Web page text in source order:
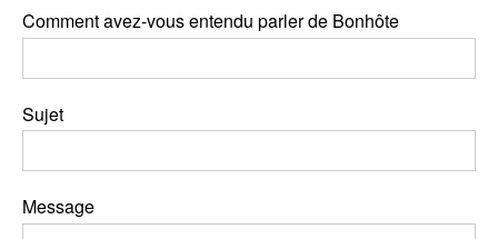
Comment avez-vous entendu parler de Bonhôte
Sujet
Message